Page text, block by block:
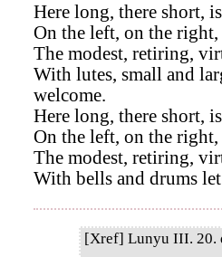
Here long, there short,
On the left, on the
The modest, retiring,
With lutes, small and
welcome.
Here long, there short,
On the left, on the
The modest, retiring,
With bells and drums
[Xref] Lunyu III. 20.